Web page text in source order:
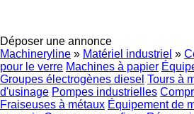
Déposer une annonce
Machineryline » Matériel industriel »
pour le verre Machines à papier
Groupes électrogènes diesel Tours à
d'usinage Pompes industrielles
Fraiseuses à métaux Équipement de